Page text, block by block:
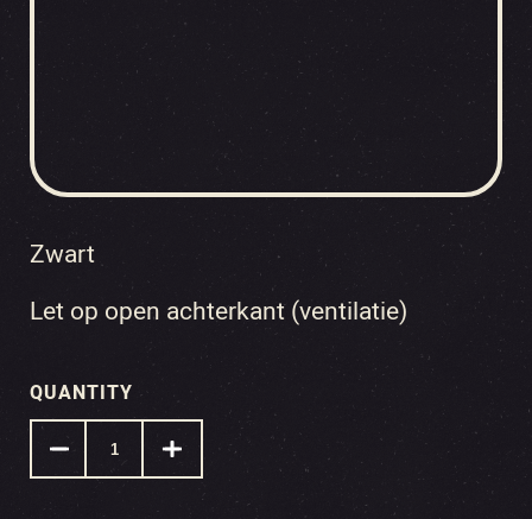
Zwart
Let op open achterkant (ventilatie)
QUANTITY